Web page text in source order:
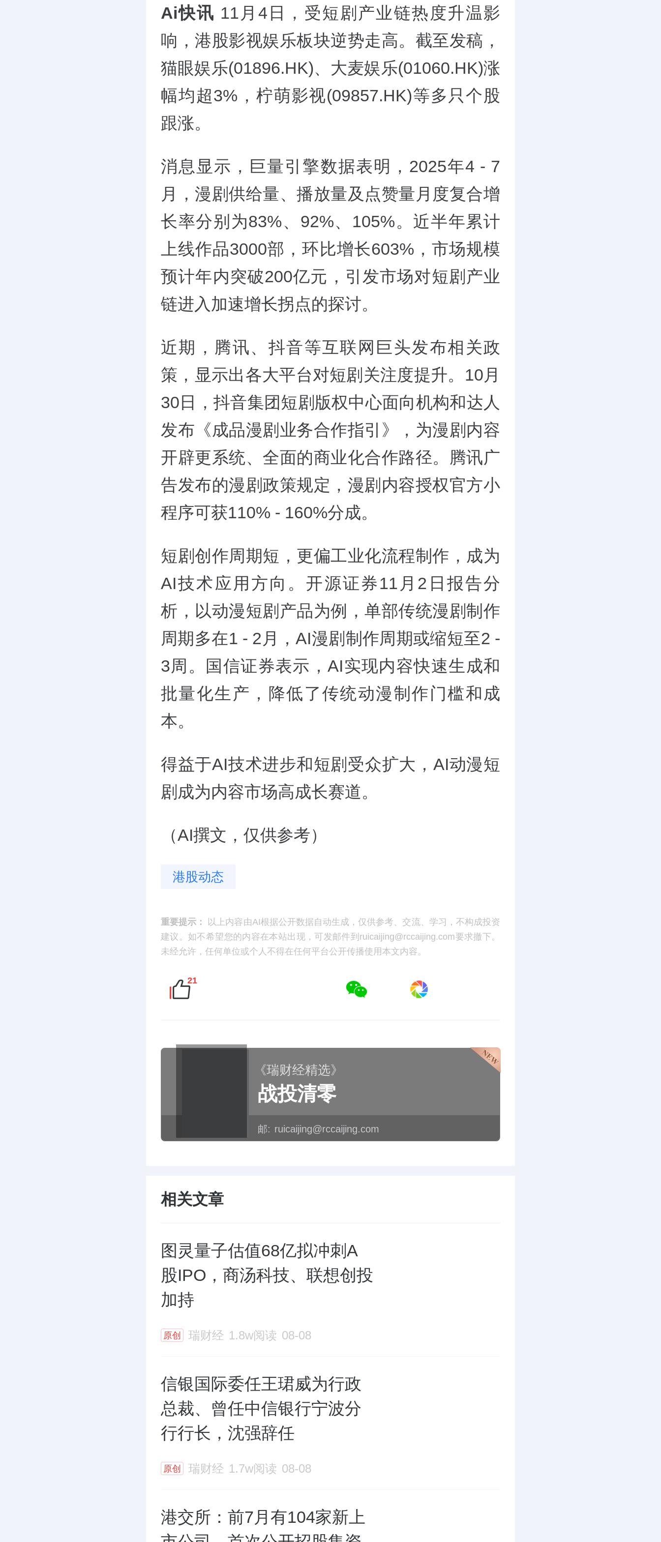
Ai快讯 11月4日，受短剧产业链热度升温影
响，港股影视娱乐板块逆势走高。截至发稿，
猫眼娱乐(01896.HK)、大麦娱乐(01060.HK)涨
幅均超3%，柠萌影视(09857.HK)等多只个股
跟涨。
消息显示，巨量引擎数据表明，2025年4 - 7
月，漫剧供给量、播放量及点赞量月度复合增
长率分别为83%、92%、105%。近半年累计
上线作品3000部，环比增长603%，市场规模
预计年内突破200亿元，引发市场对短剧产业
链进入加速增长拐点的探讨。
近期，腾讯、抖音等互联网巨头发布相关政
策，显示出各大平台对短剧关注度提升。10月
30日，抖音集团短剧版权中心面向机构和达人
发布《成品漫剧业务合作指引》，为漫剧内容
开辟更系统、全面的商业化合作路径。腾讯广
告发布的漫剧政策规定，漫剧内容授权官方小
程序可获110% - 160%分成。
短剧创作周期短，更偏工业化流程制作，成为
AI技术应用方向。开源证券11月2日报告分
析，以动漫短剧产品为例，单部传统漫剧制作
周期多在1 - 2月，AI漫剧制作周期或缩短至2 -
3周。国信证券表示，AI实现内容快速生成和
批量化生产，降低了传统动漫制作门槛和成
本。
得益于AI技术进步和短剧受众扩大，AI动漫短
剧成为内容市场高成长赛道。
（AI撰文，仅供参考）
港股动态
重要提示：
以上内容由AI根据公开数据自动生成，仅供参考、交流、学习，不构成投资
建议。如不希望您的内容在本站出现，可发邮件到ruicaijing@rccaijing.com要求撤下。
未经允许，任何单位或个人不得在任何平台公开传播使用本文内容。
21
《瑞财经精选》
战投清零
邮: ruicaijing@rccaijing.com
相关文章
图灵量子估值68亿拟冲刺A
股IPO，商汤科技、联想创投
加持
原创 瑞财经 1.8w阅读 08-08
信银国际委任王珺威为行政
总裁、曾任中信银行宁波分
行行长，沈强辞任
原创 瑞财经 1.7w阅读 08-08
港交所：前7月有104家新上